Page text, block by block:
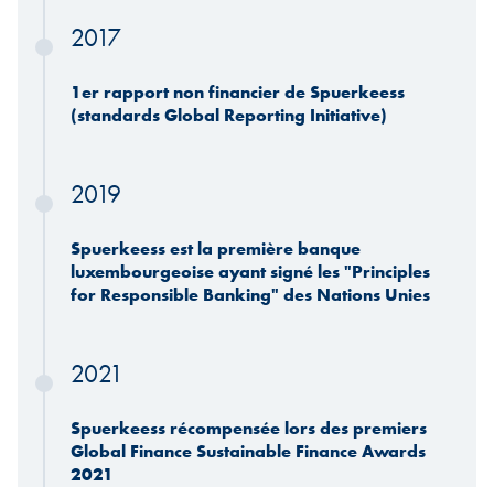
2017
1er rapport non financier de Spuerkeess
(standards Global Reporting Initiative)
2019
Spuerkeess est la première banque
luxembourgeoise ayant signé les "Principles
for Responsible Banking" des Nations Unies
2021
Spuerkeess récompensée lors des premiers
Global Finance Sustainable Finance Awards
2021